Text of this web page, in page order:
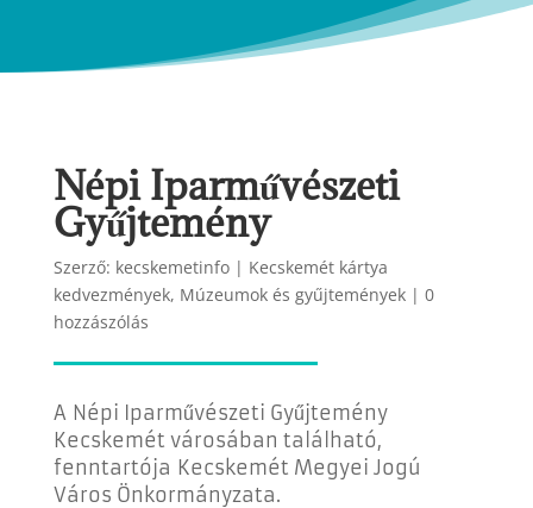
Népi Iparművészeti
Gyűjtemény
Szerző: kecskemetinfo| Kecskemét kártya
kedvezmények, Múzeumok és gyűjtemények| 0
hozzászólás
A Népi Iparművészeti Gyűjtemény
Kecskemét városában található,
fenntartója Kecskemét Megyei Jogú
Város Önkormányzata.